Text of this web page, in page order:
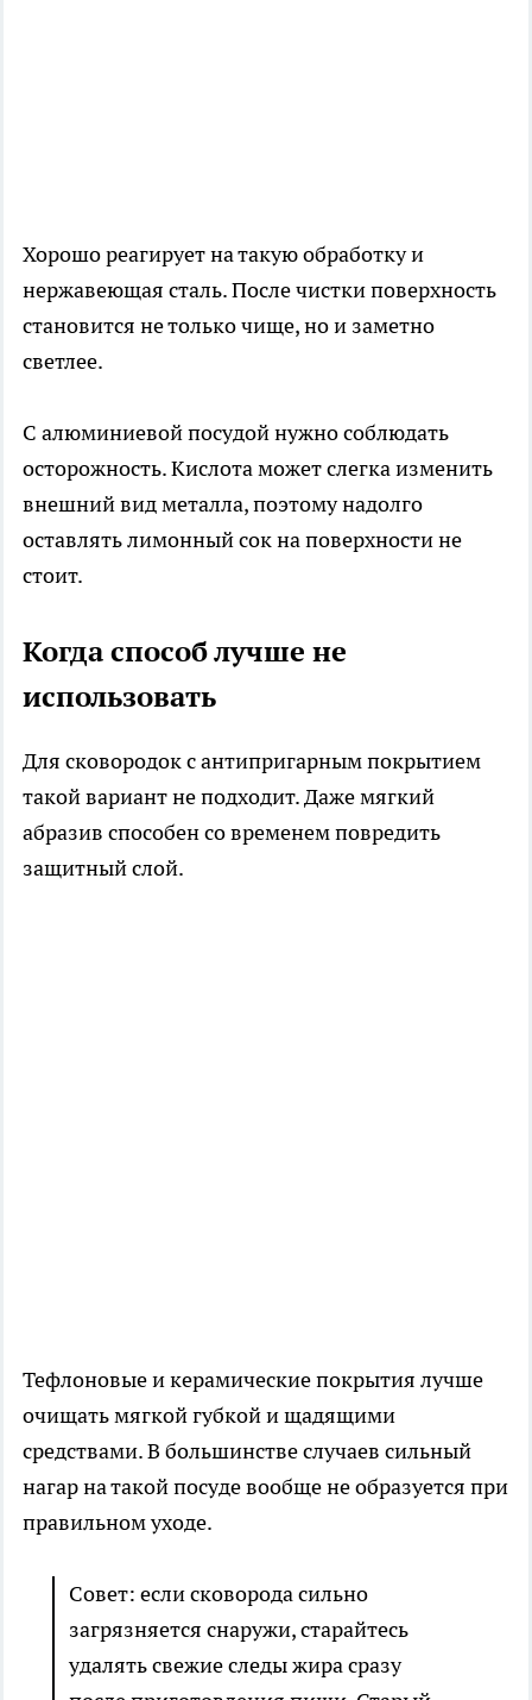
Хорошо реагирует на такую обработку и
нержавеющая сталь. После чистки поверхность
становится не только чище, но и заметно
светлее.
С алюминиевой посудой нужно соблюдать
осторожность. Кислота может слегка изменить
внешний вид металла, поэтому надолго
оставлять лимонный сок на поверхности не
стоит.
Когда способ лучше не
использовать
Для сковородок с антипригарным покрытием
такой вариант не подходит. Даже мягкий
абразив способен со временем повредить
защитный слой.
Тефлоновые и керамические покрытия лучше
очищать мягкой губкой и щадящими
средствами. В большинстве случаев сильный
нагар на такой посуде вообще не образуется при
правильном уходе.
Совет: если сковорода сильно
загрязняется снаружи, старайтесь
удалять свежие следы жира сразу